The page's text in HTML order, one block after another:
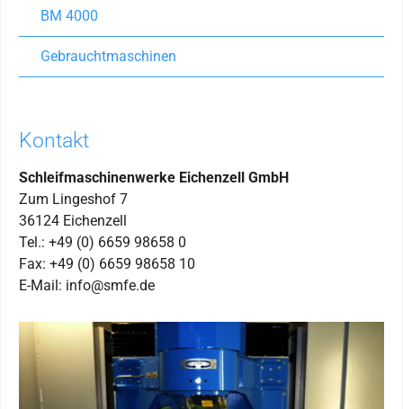
BM 4000
Gebrauchtmaschinen
Kontakt
Schleifmaschinenwerke Eichenzell GmbH
Zum Lingeshof 7
36124 Eichenzell
Tel.: +49 (0) 6659 98658 0
Fax: +49 (0) 6659 98658 10
E-Mail: info@smfe.de